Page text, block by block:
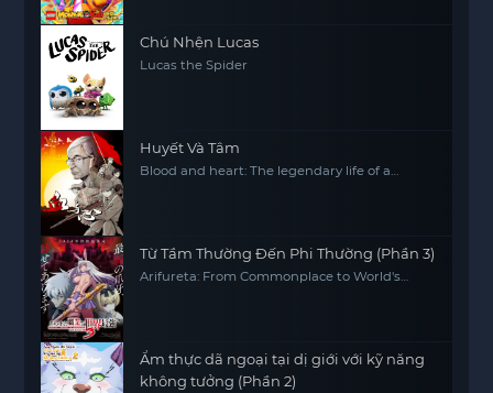
Chú Nhện Lucas
Lucas the Spider
Huyết Và Tâm
Blood and heart: The legendary life of a
Từ Tầm Thường Đến Phi Thường (Phần 3)
Arifureta: From Commonplace to World's
Ẩm thực dã ngoại tại dị giới với kỹ năng
không tưởng (Phần 2)